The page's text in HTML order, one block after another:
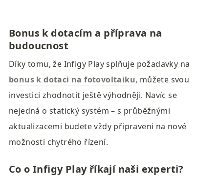
Bonus k dotacím a příprava na
budoucnost
bonus k dotaci na fotovoltaiku, můžete svou
investici zhodnotit ještě výhodněji. Navíc se
nejedná o statický systém – s průběžnými
aktualizacemi budete vždy připraveni na nové
možnosti chytrého řízení.
Co o Infigy Play říkají naši experti?